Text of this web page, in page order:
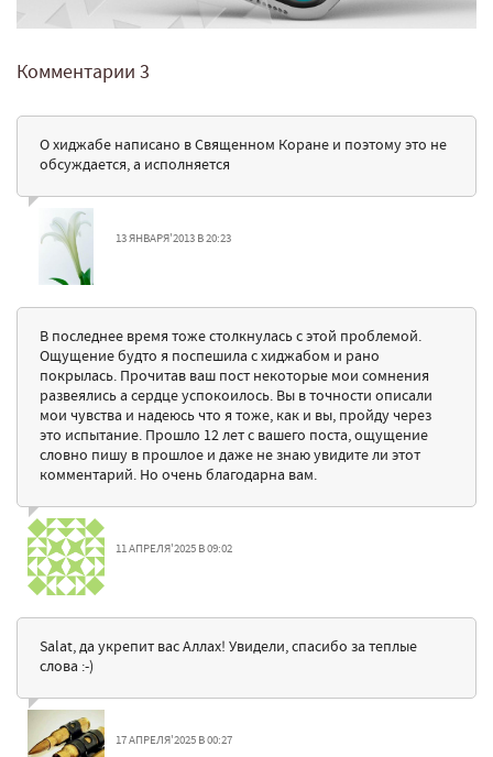
Комментарии 3
О хиджабе написано в Священном Коране и поэтому это не
обсуждается, а исполняется
13 ЯНВАРЯ'2013 В 20:23
В последнее время тоже столкнулась с этой проблемой.
Ощущение будто я поспешила с хиджабом и рано
покрылась. Прочитав ваш пост некоторые мои сомнения
развеялись а сердце успокоилось. Вы в точности описали
мои чувства и надеюсь что я тоже, как и вы, пройду через
это испытание. Прошло 12 лет с вашего поста, ощущение
словно пишу в прошлое и даже не знаю увидите ли этот
комментарий. Но очень благодарна вам.
11 АПРЕЛЯ'2025 В 09:02
Salat, да укрепит вас Аллаx! Увидели, спасибо за теплые
слова :-)
17 АПРЕЛЯ'2025 В 00:27